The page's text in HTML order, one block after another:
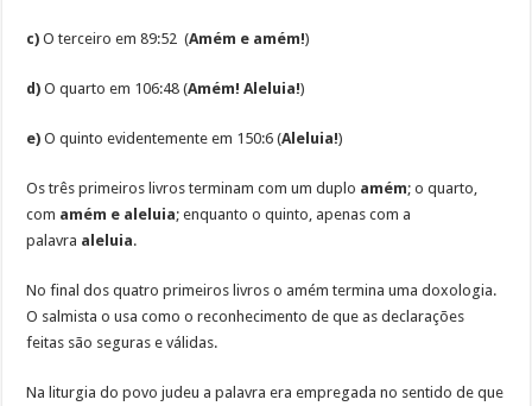
c)O terceiro em 89:52 (Amém e amém!)
d)O quarto em 106:48 (Amém! Aleluia!)
e)O quinto evidentemente em 150:6 (Aleluia!)
Os três primeiros livros terminam com um duplo amém; o quarto,
com amém e aleluia; enquanto o quinto, apenas com a
palavra aleluia.
No final dos quatro primeiros livros o amém termina uma doxologia.
O salmista o usa como o reconhecimento de que as declarações
feitas são seguras e válidas.
Na liturgia do povo judeu a palavra era empregada no sentido de que